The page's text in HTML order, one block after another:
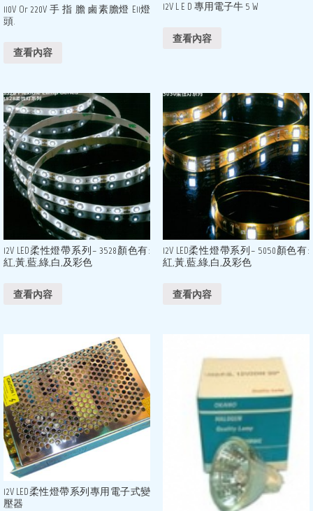
110V Or 220V 手 指 膽 鹵素膽燈 E11燈
頭.
查看內容
12V L E D 專用電子牛 5 W
查看內容
12V LED柔性燈帶系列– 3528顏色有:
紅,黃,藍,綠,白,及彩色
查看內容
12V LED柔性燈帶系列– 5050顏色有:
紅,黃,藍,綠,白,及彩色
查看內容
12V LED柔性燈帶系列專用電子式變
壓器